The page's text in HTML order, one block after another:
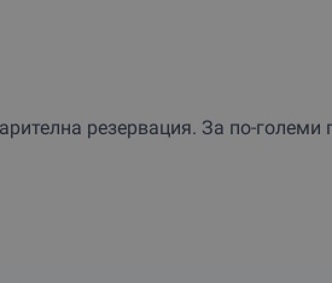
резервация. За по-